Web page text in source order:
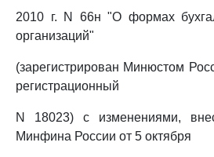
2010 г. N 66н "О формах
организаций"
(зарегистрирован Минюстом
регистрационный
N 18023) с изменениями,
Минфина России от 5 октября